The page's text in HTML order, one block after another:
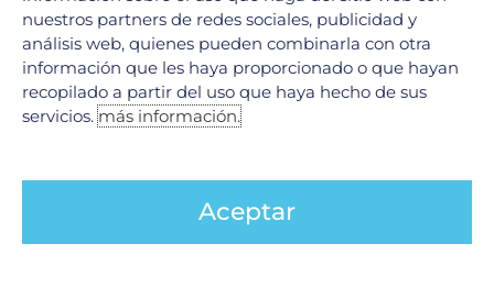
nuestros partners de redes sociales, publicidad y
análisis web, quienes pueden combinarla con otra
información que les haya proporcionado o que hayan
recopilado a partir del uso que haya hecho de sus
servicios.más información.
Aceptar